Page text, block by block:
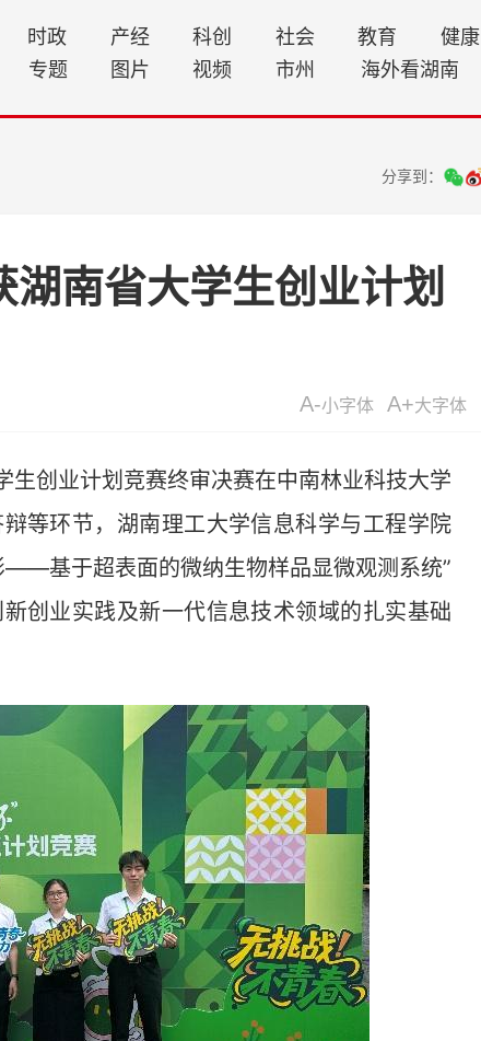
时政 产经 科创 社会 教育 健康
专题 图片 视频 市州 海外看湖南
分享到：
南省大学生创业计划
A-小字体 A+大字体
创业计划竞赛终审决赛在中南林业科技大学
等环节，湖南理工大学信息科学与工程学院
——基于超表面的微纳生物样品显微观测系统”
创业实践及新一代信息技术领域的扎实基础